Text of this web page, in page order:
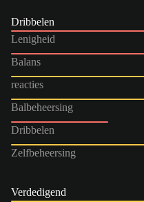
Dribbelen
Lenigheid
Balans
reacties
Balbeheersing
Dribbelen
Zelfbeheersing
Verdedigend